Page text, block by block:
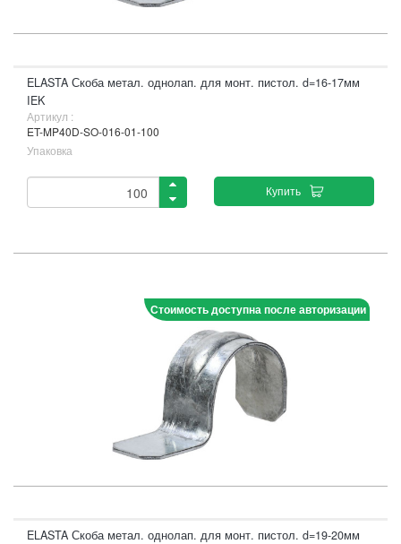
ELASTA Скоба метал. однолап. для монт. пистол. d=16-17мм
IEK
Артикул :
ET-MP40D-SO-016-01-100
Упаковка
Купить
Стоимость доступна после авторизации
ELASTA Скоба метал. однолап. для монт. пистол. d=19-20мм